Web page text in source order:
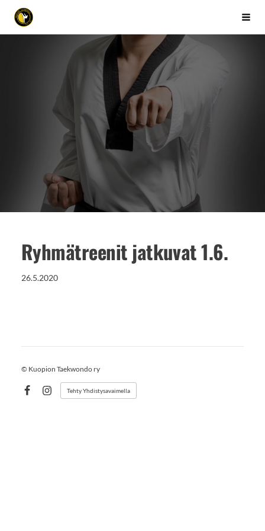
Siirry
sivun
sisältöön
Kuopion Taekwondo ry
Ryhmätreenit jatkuvat 1.6.
26.5.2020
© Kuopion Taekwondo ry
FacebookInstagram
Tehty Yhdistysavaimella